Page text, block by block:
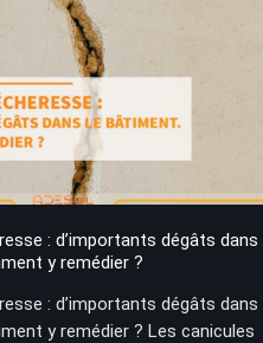
: d’importants dégâts dans
y remédier ?
: d’importants dégâts dans
y remédier ? Les canicules